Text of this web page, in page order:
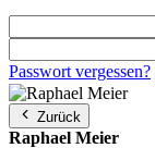
Passwort vergessen?
Zurück
Raphael Meier